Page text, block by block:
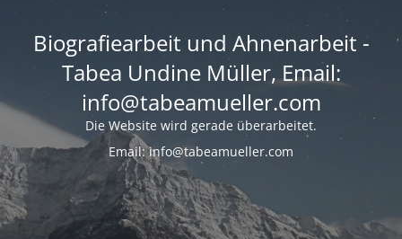
Biografiearbeit und Ahnenarbeit -
Tabea Undine Müller, Email:
info@tabeamueller.com
Die Website wird gerade überarbeitet.
Email: info@tabeamueller.com